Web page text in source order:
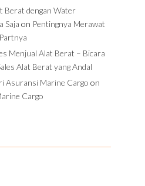
Berat dengan Water
Saja on Pentingnya Merawat
Menjual Alat Berat – Bicara
Alat Berat yang Andal
Asuransi Marine Cargo on
Cargo